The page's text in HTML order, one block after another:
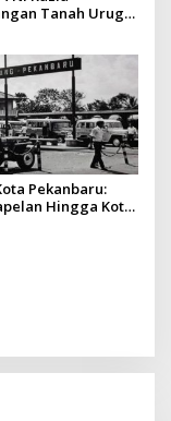
Tanah Urug,
Pekanbaru:
Hingga Kota